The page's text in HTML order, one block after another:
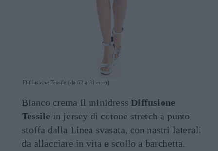
Diffusione Tessile (da 62 a 31 euro)
Bianco crema il minidressDiffusione
Tessile in jersey di cotone stretch a punto
stoffa dalla Linea svasata, con nastri laterali
da allacciare in vita e scollo a barchetta.